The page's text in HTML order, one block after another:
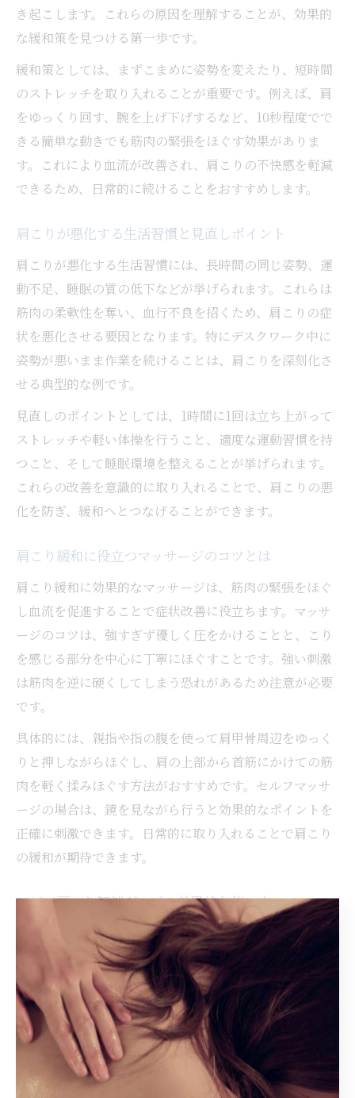
き起こします。これらの原因を理解することが、効果的
な緩和策を見つける第一歩です。
緩和策としては、まずこまめに姿勢を変えたり、短時間
のストレッチを取り入れることが重要です。例えば、肩
をゆっくり回す、腕を上げ下げするなど、10秒程度でで
きる簡単な動きでも筋肉の緊張をほぐす効果がありま
す。これにより血流が改善され、肩こりの不快感を軽減
できるため、日常的に続けることをおすすめします。
肩こりが悪化する生活習慣と見直しポイント
肩こりが悪化する生活習慣には、長時間の同じ姿勢、運
動不足、睡眠の質の低下などが挙げられます。これらは
筋肉の柔軟性を奪い、血行不良を招くため、肩こりの症
状を悪化させる要因となります。特にデスクワーク中に
姿勢が悪いまま作業を続けることは、肩こりを深刻化さ
せる典型的な例です。
見直しのポイントとしては、1時間に1回は立ち上がって
ストレッチや軽い体操を行うこと、適度な運動習慣を持
つこと、そして睡眠環境を整えることが挙げられます。
これらの改善を意識的に取り入れることで、肩こりの悪
化を防ぎ、緩和へとつなげることができます。
肩こり緩和に役立つマッサージのコツとは
肩こり緩和に効果的なマッサージは、筋肉の緊張をほぐ
し血流を促進することで症状改善に役立ちます。マッサ
ージのコツは、強すぎず優しく圧をかけることと、こり
を感じる部分を中心に丁寧にほぐすことです。強い刺激
は筋肉を逆に硬くしてしまう恐れがあるため注意が必要
です。
具体的には、親指や指の腹を使って肩甲骨周辺をゆっく
りと押しながらほぐし、肩の上部から首筋にかけての筋
肉を軽く揉みほぐす方法がおすすめです。セルフマッサ
ージの場合は、鏡を見ながら行うと効果的なポイントを
正確に刺激できます。日常的に取り入れることで肩こり
の緩和が期待できます。
ひどい肩こり解消グッズの効果的な使い方
ひどい肩こり解消グッズは、筋肉を温めたりほぐしたり
することで肩こり緩和に役立ちますが、効果を最大限に
引き出すには正しい使い方が重要です。温熱パッドやマ
ッサージローラーなどは、使用前に肩周りを軽くストレ
ッチすることで血流が良くなり効果が高まります。
また、使用時間は一回あたり15分程度を目安にし、長時
間の使用は肌トラブルや筋肉疲労を招く恐れがあるため